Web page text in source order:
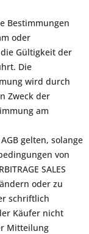
Bestimmungen
oder
Gültigkeit der
Die
wird durch
Zweck der
am
gelten, solange
von
SALES
oder zu
schriftlich
Käufer nicht
Mitteilung